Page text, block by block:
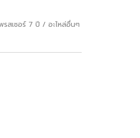
สเซอร์ 7 ปี / อะไหล่อื่นๆ